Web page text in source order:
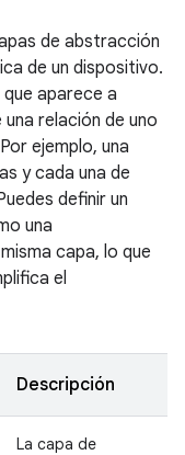
de abstracción
de un dispositivo.
aparece a
relación de uno
ejemplo, una
y cada una de
definir un
una
capa, lo que
el
Descripción
La capa de